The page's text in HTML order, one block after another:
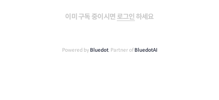
이미 구독 중이시면 로그인 하세요
Powered by Bluedot, Partner of BluedotAI